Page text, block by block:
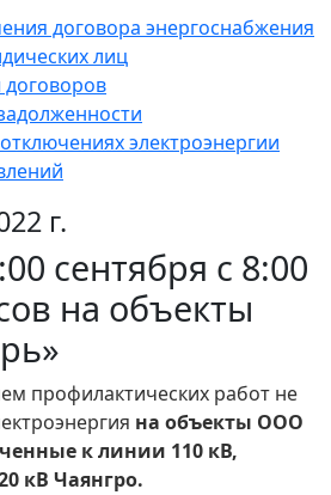
договора энергоснабжения
лиц
электроэнергии
г.
сентября с 8:00
на объекты
профилактических работ не
на объекты ООО
к линии 110 кВ,
кВ Чаянгро.